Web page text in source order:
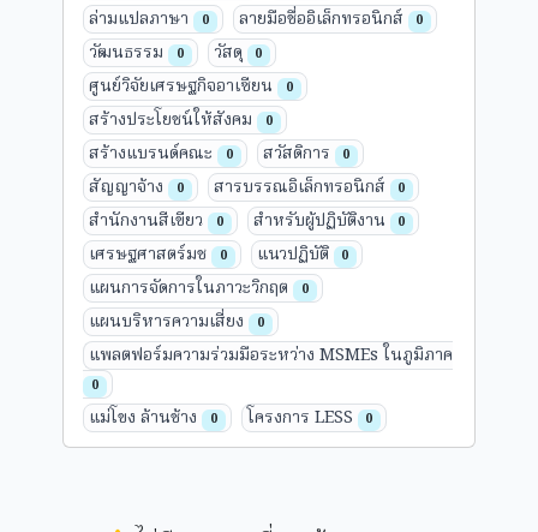
ล่ามแปลภาษา 0 ลายมือชื่ออิเล็กทรอนิกส์ 0
วัฒนธรรม 0 วัสดุ 0
ศูนย์วิจัยเศรษฐกิจอาเซียน 0
สร้างประโยชน์ให้สังคม 0
สร้างแบรนด์คณะ 0 สวัสดิการ 0
สัญญาจ้าง 0 สารบรรณอิเล็กทรอนิกส์ 0
สำนักงานสีเขียว 0 สำหรับผู้ปฏิบัติงาน 0
เศรษฐศาสตร์มช 0 แนวปฏิบัติ 0
แผนการจัดการในภาวะวิกฤต 0
แผนบริหารความเสี่ยง 0
แพลตฟอร์มความร่วมมือระหว่าง MSMEs ในภูมิภาค
0
แม่โขง ล้านช้าง 0 โครงการ LESS 0